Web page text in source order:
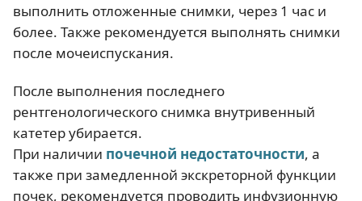
выполнить отложенные снимки, через 1 час и
более. Также рекомендуется выполнять снимки
после мочеиспускания.
После выполнения последнего
рентгенологического снимка внутривенный
катетер убирается.
При наличии почечной недостаточности, а
также при замедленной экскреторной функции
почек, рекомендуется проводить инфузионную